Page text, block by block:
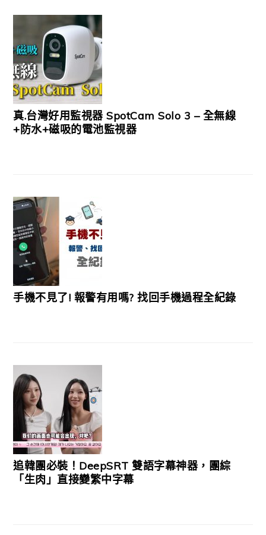
真.台灣好用監視器 SpotCam Solo 3 – 全無線
+防水+磁吸的電池監視器
手機不見了! 報警有用嗎? 找回手機過程全紀錄
追韓團必裝！DeepSRT 雙語字幕神器，團綜
「生肉」直接變繁中字幕